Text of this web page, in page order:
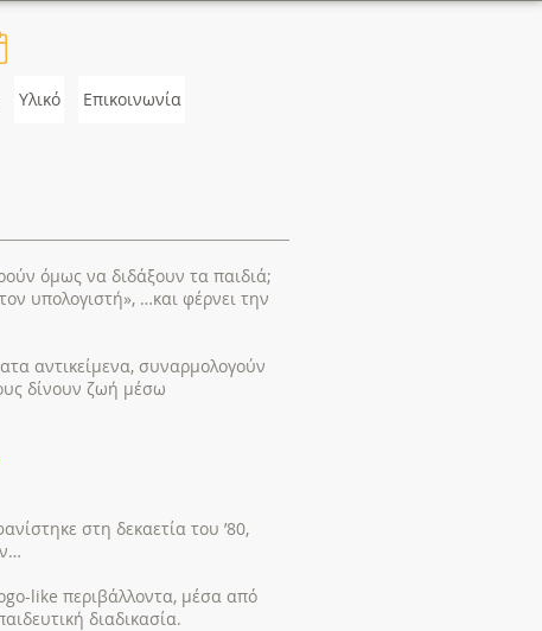
Υλικό Επικοινωνία
όμως να διδάξουν τα παιδιά;
υπολογιστή», …και φέρνει την
αντικείμενα, συναρμολογούν
δίνουν ζωή μέσω
στη δεκαετία του ’80,
like περιβάλλοντα, μέσα από
διαδικασία.